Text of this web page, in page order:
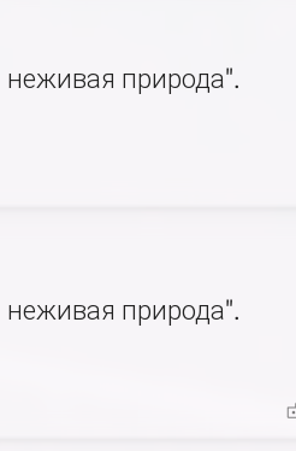
природа".
природа".